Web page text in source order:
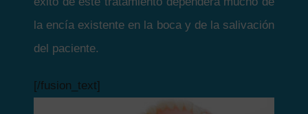
la encía existente en la boca y de la salivación
del paciente.
[/fusion_text]